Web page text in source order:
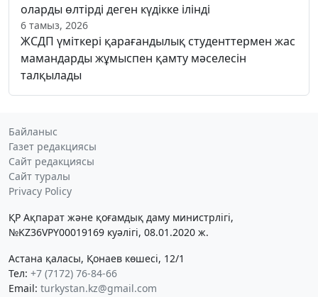
оларды өлтірді деген күдікке ілінді
6 тамыз, 2026
ЖСДП үміткері қарағандылық студенттермен жас
мамандарды жұмыспен қамту мәселесін
талқылады
Байланыс
Газет редакциясы
Сайт редакциясы
Сайт туралы
Privacy Policy
ҚР Ақпарат және қоғамдық даму министрлігі,
№KZ36VPY00019169 куәлігі, 08.01.2020 ж.
Астана қаласы, Қонаев көшесі, 12/1
Тел: +7 (7172) 76-84-66
Email: turkystan.kz@gmail.com